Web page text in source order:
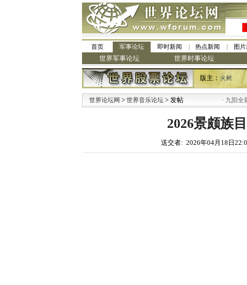
首页 军事论坛 即时新闻 热点新闻 图
世界军事论坛 世界时事论坛
版主： 火树
世界论坛网 > 世界音乐论坛 > 发帖 九阳全新免
2026景颇族
送交者: 2026年04月18日